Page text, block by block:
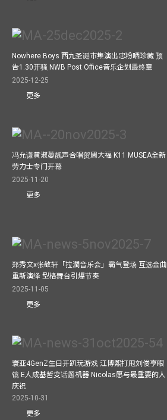
Nowhere Boys 西九圣诞市集演出忠粉晒珍藏 预
告1.30开骚 NWB Post Office音乐企划最终章
2025-12-25
更多
冯允谦黄淑蔓靓声合唱贺周大福 K11 MUSEA全新
劳力士专门开幕
2025-11-20
更多
郑秀文x张敬轩「拉濶音乐会」霸气登场 互选金曲
重新演绎 型格舞台引爆节奏
2025-11-05
更多
寰亚4GenZ生日开趴玩游戏 江博熙打甩刘俊亨眼
镜 E人成基哲变话题机器 Nicolas愿与最重要的人
庆祝
2025-10-31
更多